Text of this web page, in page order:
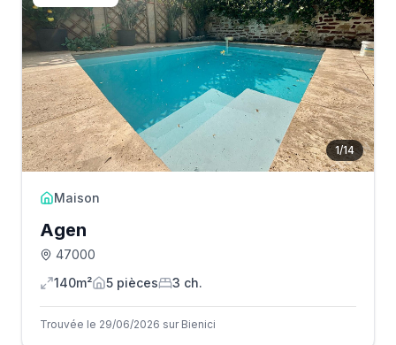
1/14
Maison
Agen
47000
140m²
5 pièces 3 ch.
Trouvée le 29/06/2026 sur Bienici